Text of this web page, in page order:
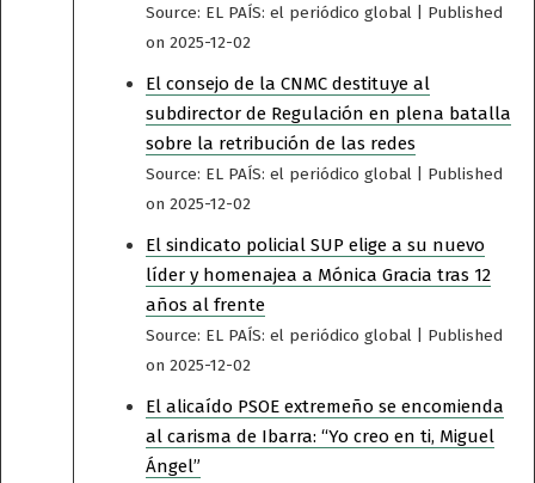
Source: EL PAÍS: el periódico global
Published
on 2025-12-02
El consejo de la CNMC destituye al
subdirector de Regulación en plena batalla
sobre la retribución de las redes
Source: EL PAÍS: el periódico global
Published
on 2025-12-02
El sindicato policial SUP elige a su nuevo
líder y homenajea a Mónica Gracia tras 12
años al frente
Source: EL PAÍS: el periódico global
Published
on 2025-12-02
El alicaído PSOE extremeño se encomienda
al carisma de Ibarra: “Yo creo en ti, Miguel
Ángel”